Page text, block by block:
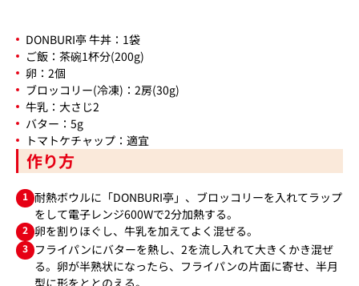
DONBURI亭 牛丼：1袋
ご飯：茶碗1杯分(200g)
卵：2個
ブロッコリー(冷凍)：2房(30g)
牛乳：大さじ2
バター：5g
トマトケチャップ：適宜
作り方
1 耐熱ボウルに「DONBURI亭」、ブロッコリーを入れてラップ
をして電子レンジ600Wで2分加熱する。
2 卵を割りほぐし、牛乳を加えてよく混ぜる。
3 フライパンにバターを熱し、2を流し入れて大きくかき混ぜ
る。卵が半熟状になったら、フライパンの片面に寄せ、半月
型に形をととのえる。